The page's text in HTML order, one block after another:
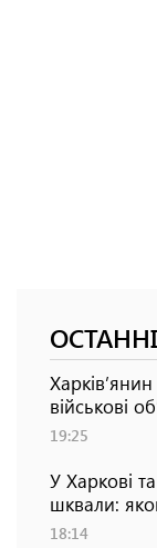
військові
19:25
У Харкові
шквали:
18:14